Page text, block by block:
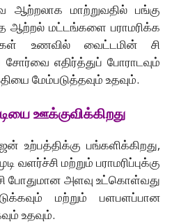
மாற்றுவதில் பங்கு
ஆற்றல் மட்டங்களை பராமரிக்க
உணவில் வைட்டமின் சி
எதிர்த்துப் போராடவும்
மேம்படுத்தவும் உதவும்.
ஊக்குவிக்கிறது
உற்பத்திக்கு பங்களிக்கிறது,
வளர்ச்சி மற்றும் பராமரிப்புக்கு
போதுமான அளவு உட்கொள்வது
மற்றும் பளபளப்பான
உதவும்.